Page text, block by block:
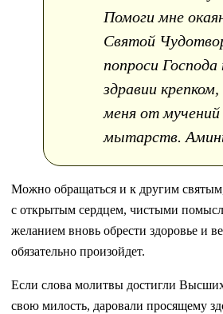
Помоги мне
Святой
попроси
здравии крепком,
меня от мучений
мытарств.
Можно обращаться и к другим святым,
с открытым сердцем, чистыми
желанием вновь обрести здоровье и
обязательно произойдет.
Если слова молитвы достигли
свою милость, даровали просящему